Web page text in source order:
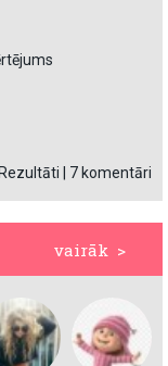
Rezultāti 7 komentāri
vairāk >